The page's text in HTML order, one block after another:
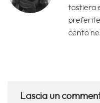
tastiera
cento
Lascia un